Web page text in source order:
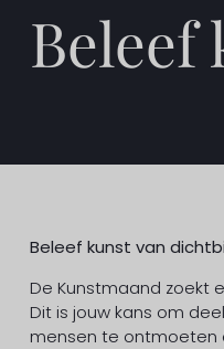
Beleef kunst van
De Kunstmaand zoekt
Dit is jouw kans om
mensen te ontmoeten